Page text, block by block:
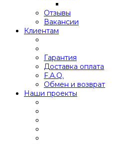
Отзывы
Вакансии
Клиентам
Гарантия
Доставка оплата
F.A.Q.
Обмен и возврат
Наши проекты